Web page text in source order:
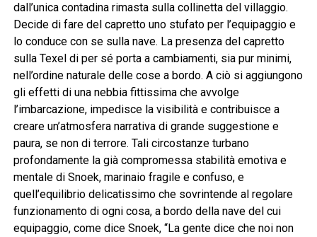
dall’unica contadina rimasta sulla collinetta del villaggio.
Decide di fare del capretto uno stufato per l’equipaggio e
lo conduce con se sulla nave. La presenza del capretto
sulla Texel di per sé porta a cambiamenti, sia pur minimi,
nell’ordine naturale delle cose a bordo. A ciò si aggiungono
gli effetti di una nebbia fittissima che avvolge
l’imbarcazione, impedisce la visibilità e contribuisce a
creare un’atmosfera narrativa di grande suggestione e
paura, se non di terrore. Tali circostanze turbano
profondamente la già compromessa stabilità emotiva e
mentale di Snoek, marinaio fragile e confuso, e
quell’equilibrio delicatissimo che sovrintende al regolare
funzionamento di ogni cosa, a bordo della nave del cui
equipaggio, come dice Snoek, “La gente dice che noi non